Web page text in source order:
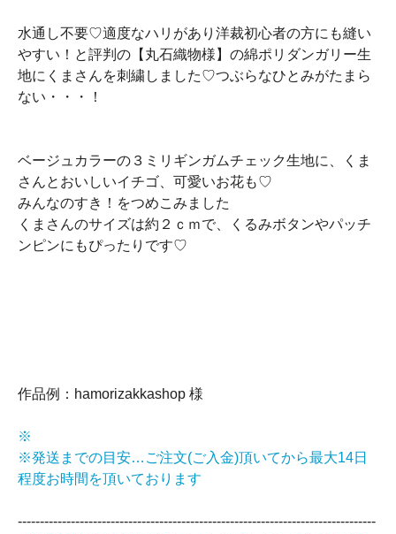
水通し不要♡適度なハリがあり洋裁初心者の方にも縫い
やすい！と評判の【丸石織物様】の綿ポリダンガリー生
地にくまさんを刺繍しました♡つぶらなひとみがたまら
ない・・・！
ベージュカラーの３ミリギンガムチェック生地に、くま
さんとおいしいイチゴ、可愛いお花も♡
みんなのすき！をつめこみました
くまさんのサイズは約２ｃｍで、くるみボタンやパッチ
ンピンにもぴったりです♡
作品例：hamorizakkashop 様
※
※発送までの目安…ご注文(ご入金)頂いてから最大14日
程度お時間を頂いております
‐‐‐‐‐‐‐‐‐‐‐‐‐‐‐‐‐‐‐‐‐‐‐‐‐‐‐‐‐‐‐‐‐‐‐‐‐‐‐‐‐‐‐‐‐‐‐‐‐‐‐‐‐‐‐‐‐‐‐‐‐‐‐‐‐‐‐‐‐‐‐‐‐‐‐‐‐‐‐‐‐